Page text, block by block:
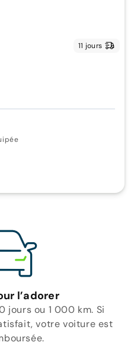
11 jours
l’adorer
jours ou 1 000 km. Si
votre voiture est